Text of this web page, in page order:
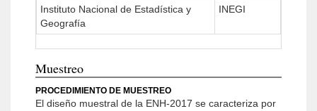
Instituto Nacional de Estadística y
Geografía
INEGI
Muestreo
PROCEDIMIENTO DE MUESTREO
El diseño muestral de la ENH-2017 se caracteriza por